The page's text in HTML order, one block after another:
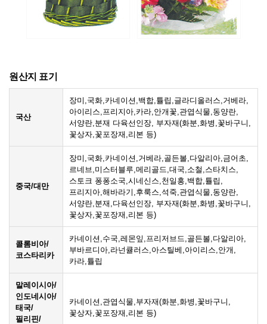
원산지 표기
국산
장미,국화,카네이션,백합,튤립,글라디올러스,거베라,
아이리스,프리지아,카라,안개꽃,관엽식물,동양란,
서양란,분재 다육선인장, 부자재(화분,화병,꽃바구니,
꽃상자,꽃포장재,리본 등)
중국/대만
장미,국화,카네이션,거베라,골든볼,다알리아,금어초,
르네브,미스터블루,메리골드,대국,소철,스타치스,
스토크 퐁퐁소국,시네신스,천일홍,백합,튤립,
프리지아,해바라기,후룩스,석죽,관엽식물,동양란,
서양란,분재,다육선인장, 부자재(화분,화병,꽃바구니,
꽃상자,꽃포장재,리본 등)
콜롬비아/
코스타리카
카네이션,수국,레몬잎,프리저브드,골든볼,다알리아,
부바르디아,라넌큘러스,아스틸베,아이리스,안개,
카라,튤립
말레이시아/
인도네시아/
태국/
필리핀/
카네이션,관엽식물,부자재(화분,화병,꽃바구니,
꽃상자,꽃포장재,리본 등)